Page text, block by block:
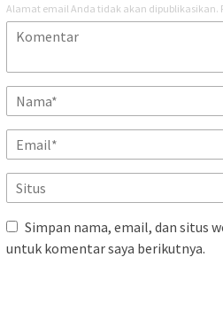
Alamat email Anda tidak akan dipublikasikan.
Simpan nama, email, dan situs
untuk komentar saya berikutnya.